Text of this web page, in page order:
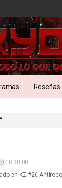
Reseñas
10:30:00
en KZ #26